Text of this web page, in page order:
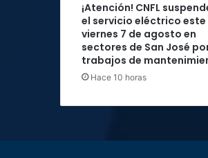
¡Atención! CNFL
el servicio eléctrico este
viernes 7 de agosto en
sectores de San José
trabajos de
Hace 10 horas